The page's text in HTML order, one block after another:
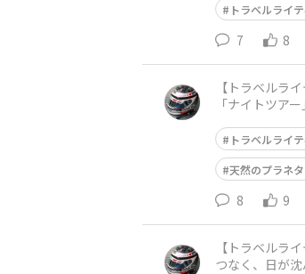
トラベルライ
7 8
【トラベルライティン
「ナイトツア
トラベルライ
天然のプラネ
8 9
【トラベルライティ
つなく、日が沈んだら空